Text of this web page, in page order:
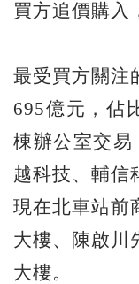
買方追價購入
最受買方關注
695億元，佔
棟辦公室交易
越科技、輔信
現在北車站前
大樓、陳啟川
大樓。